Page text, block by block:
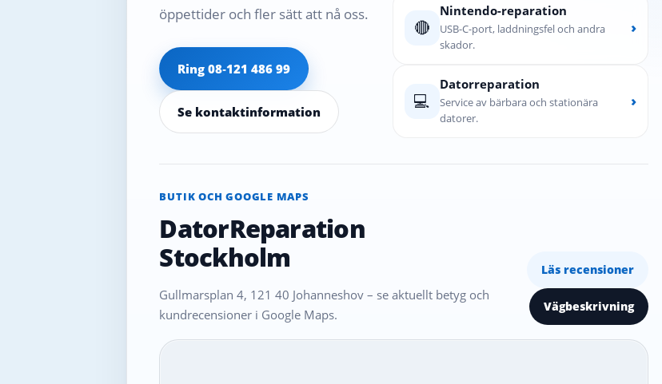
öppettider och fler sätt att nå oss.
Ring 08‑121 486 99
Se kontaktinformation
🔴
Nintendo-reparation
USB-C-port, laddningsfel och andra
skador.
›
💻
Datorreparation
Service av bärbara och stationära
datorer.
›
BUTIK OCH GOOGLE MAPS
DatorReparation
Stockholm
Gullmarsplan 4, 121 40 Johanneshov – se aktuellt betyg och
kundrecensioner i Google Maps.
Läs recensioner
Vägbeskrivning